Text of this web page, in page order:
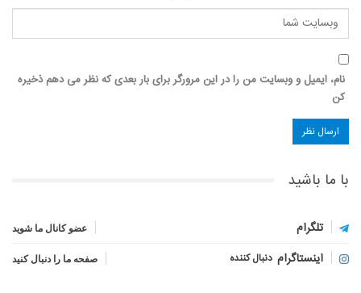
نام، ایمیل و وبسایت من را در این مرورگر برای بار بعدی که نظر می دهم ذخیره
کن
با ما باشید
تلگرام عضو کانال ما شوید
اینستاگرام دنبال کننده صفحه ما را دنبال کنید